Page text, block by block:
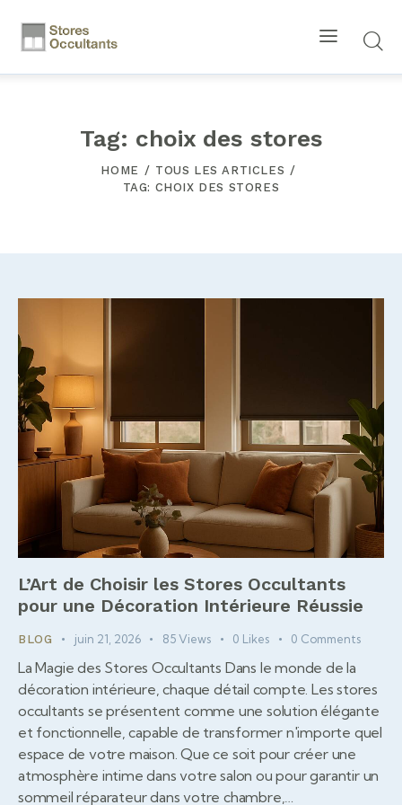
Tag: choix des stores
HOME
TOUS LES ARTICLES
TAG: CHOIX DES STORES
L’Art de Choisir les Stores Occultants
pour une Décoration Intérieure Réussie
BLOG juin 21, 2026 85 Views 0 Likes 0 Comments
La Magie des Stores Occultants Dans le monde de la
décoration intérieure, chaque détail compte. Les stores
occultants se présentent comme une solution élégante
et fonctionnelle, capable de transformer n'importe quel
espace de votre maison. Que ce soit pour créer une
atmosphère intime dans votre salon ou pour garantir un
sommeil réparateur dans votre chambre,…